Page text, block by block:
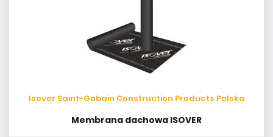
Isover Saint-Gobain Construction Products Polska
Membrana dachowa ISOVER